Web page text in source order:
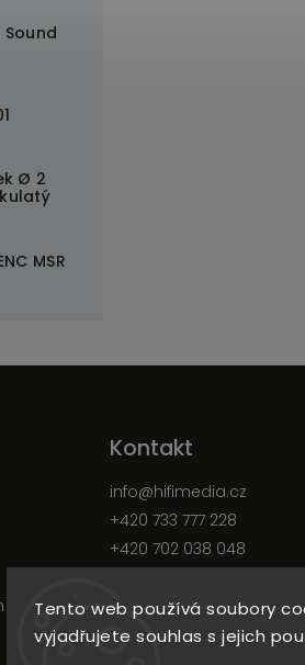
Tento web používá soubory
vyjadřujete souhlas s jejich
Ø 2
MSR
údajů
Kontakt
info@hifimedia.cz
+420 733 777 228
+420 702 038 048